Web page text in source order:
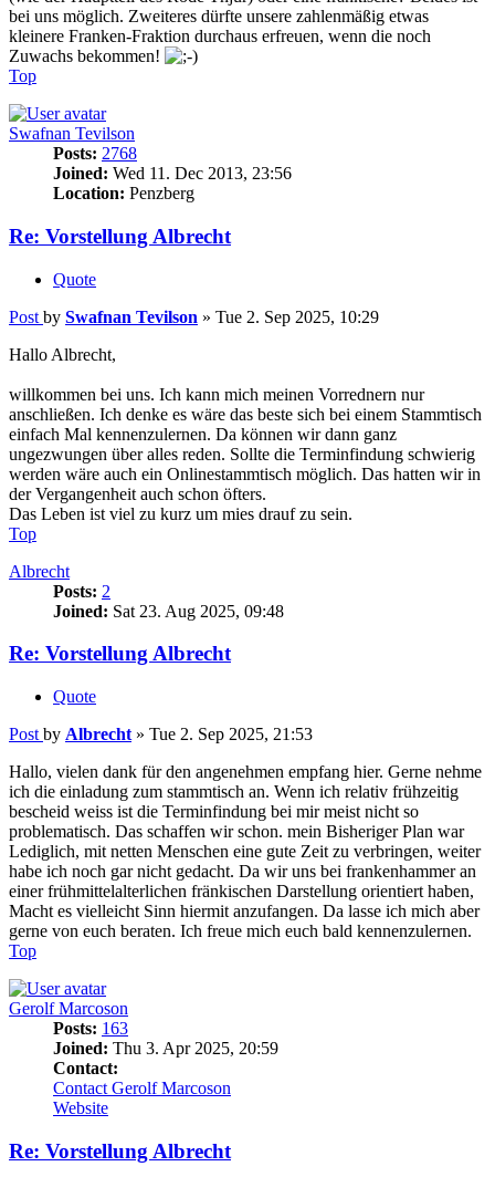
bei uns möglich. Zweiteres dürfte unsere zahlenmäßig etwas
kleinere Franken-Fraktion durchaus erfreuen, wenn die noch
Zuwachs bekommen!
Top
Swafnan Tevilson
Posts: 2768
Joined: Wed 11. Dec 2013, 23:56
Location: Penzberg
Re: Vorstellung Albrecht
Quote
Post by Swafnan Tevilson » Tue 2. Sep 2025, 10:29
Hallo Albrecht,
willkommen bei uns. Ich kann mich meinen Vorrednern nur
anschließen. Ich denke es wäre das beste sich bei einem Stammtisch
einfach Mal kennenzulernen. Da können wir dann ganz
ungezwungen über alles reden. Sollte die Terminfindung schwierig
werden wäre auch ein Onlinestammtisch möglich. Das hatten wir in
der Vergangenheit auch schon öfters.
Das Leben ist viel zu kurz um mies drauf zu sein.
Top
Albrecht
Posts: 2
Joined: Sat 23. Aug 2025, 09:48
Re: Vorstellung Albrecht
Quote
Post by Albrecht » Tue 2. Sep 2025, 21:53
Hallo, vielen dank für den angenehmen empfang hier. Gerne nehme
ich die einladung zum stammtisch an. Wenn ich relativ frühzeitig
bescheid weiss ist die Terminfindung bei mir meist nicht so
problematisch. Das schaffen wir schon. mein Bisheriger Plan war
Lediglich, mit netten Menschen eine gute Zeit zu verbringen, weiter
habe ich noch gar nicht gedacht. Da wir uns bei frankenhammer an
einer frühmittelalterlichen fränkischen Darstellung orientiert haben,
Macht es vielleicht Sinn hiermit anzufangen. Da lasse ich mich aber
gerne von euch beraten. Ich freue mich euch bald kennenzulernen.
Top
Gerolf Marcoson
Posts: 163
Joined: Thu 3. Apr 2025, 20:59
Contact:
Contact Gerolf Marcoson
Website
Re: Vorstellung Albrecht